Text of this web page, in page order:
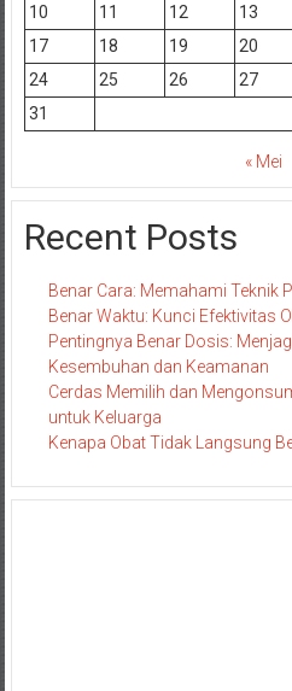
10
11 12 13
17
18 19 20
24
25 26 27
31
« Mei
Recent Posts
Benar Cara: Memahami Teknik
Benar Waktu: Kunci Efektivitas
Pentingnya Benar Dosis:
Kesembuhan dan Keamanan
Cerdas Memilih dan
untuk Keluarga
Kenapa Obat Tidak Langsung